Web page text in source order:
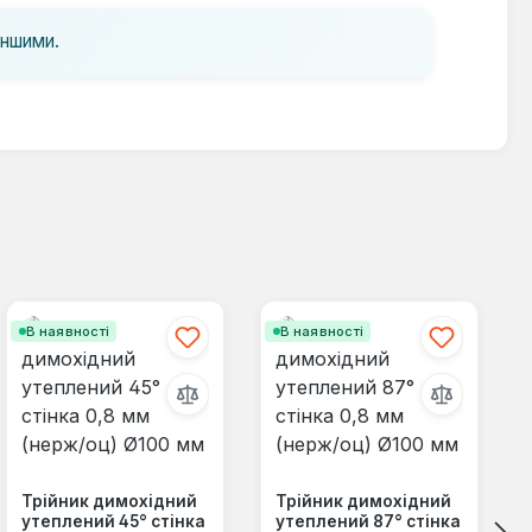
В наявності
Трійник димохідний
утеплений 45° стінка
В наявності
Трійник димохідний
утеплений 87° стінка